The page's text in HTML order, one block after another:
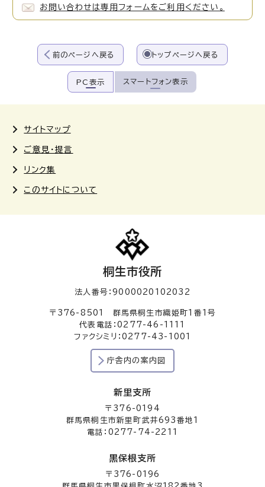
お問い合わせは専用フォームをご利用ください。
前のページへ戻る トップページへ戻る
PC表示 スマートフォン表示
サイトマップ
ご意見・提言
リンク集
このサイトについて
桐生市役所
法人番号：9000020102032
〒376-8501 群馬県桐生市織姫町1番1号
代表電話：0277-46-1111
ファクシミリ：0277-43-1001
庁舎内の案内図
新里支所
〒376-0194
群馬県桐生市新里町武井693番地1
電話：0277-74-2211
黒保根支所
〒376-0196